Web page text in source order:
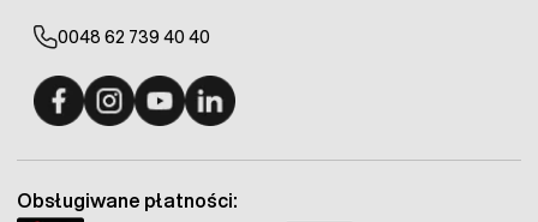
0048 62 739 40 40
Obsługiwane płatności: